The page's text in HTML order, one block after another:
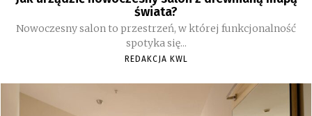
świata?
Nowoczesny salon to przestrzeń, w której funkcjonalność
spotyka się...
REDAKCJA KWL